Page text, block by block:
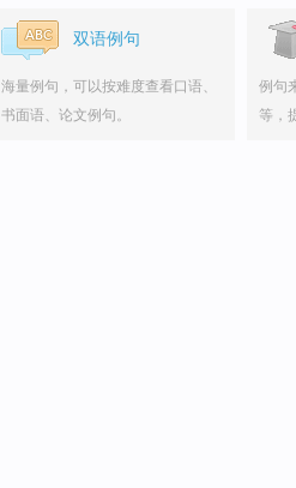
双语例句
海量例句，可以按难度查看口语、
书面语、论文例句。
例句
等，